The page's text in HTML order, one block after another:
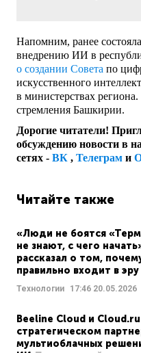
Напомним, ранее
внедрению ИИ в
о создании Совета по
искусственного
в министерствах
стремления Башкирии.
Дорогие читатели!
обсуждению новости в
сетях - ВК , Телеграм и
Читайте также
«Люди не боятся
не знают, с чего
рассказал о том,
правильно входит в
Технологии 17:46 20.05.2026
Beeline Cloud и
стратегическом
мультиоблачных